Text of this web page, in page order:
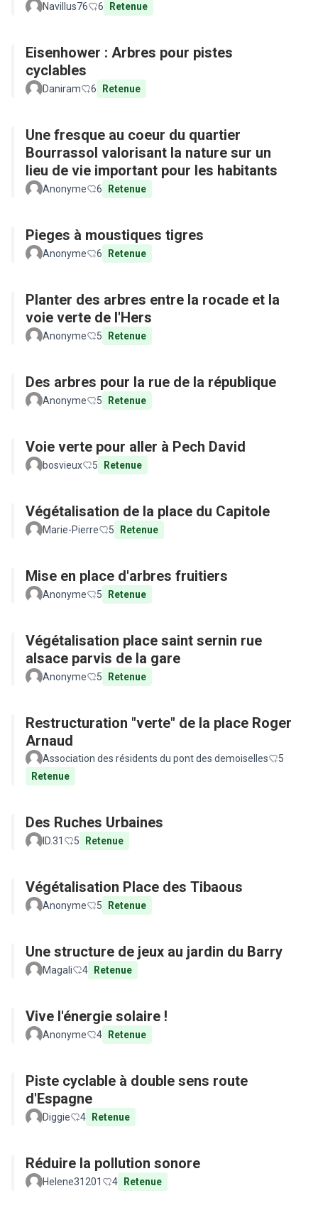
Navillus76 6 Retenue
Eisenhower : Arbres pour pistes
cyclables
Daniram 6 Retenue
Une fresque au coeur du quartier
Bourrassol valorisant la nature sur un
lieu de vie important pour les habitants
Anonyme 6 Retenue
Pieges à moustiques tigres
Anonyme 6 Retenue
Planter des arbres entre la rocade et la
voie verte de l'Hers
Anonyme 5 Retenue
Des arbres pour la rue de la république
Anonyme 5 Retenue
Voie verte pour aller à Pech David
bosvieux 5 Retenue
Végétalisation de la place du Capitole
Marie-Pierre 5 Retenue
Mise en place d'arbres fruitiers
Anonyme 5 Retenue
Végétalisation place saint sernin rue
alsace parvis de la gare
Anonyme 5 Retenue
Restructuration "verte" de la place Roger
Arnaud
Association des résidents du pont des demoiselles
5
Retenue
Des Ruches Urbaines
ID.31 5 Retenue
Végétalisation Place des Tibaous
Anonyme 5 Retenue
Une structure de jeux au jardin du Barry
Magali 4 Retenue
Vive l'énergie solaire !
Anonyme 4 Retenue
Piste cyclable à double sens route
d'Espagne
Diggie 4 Retenue
Réduire la pollution sonore
Helene31201 4 Retenue